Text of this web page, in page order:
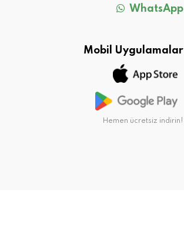
WhatsApp
Mobil Uygulamalar
Hemen ücretsiz indirin!